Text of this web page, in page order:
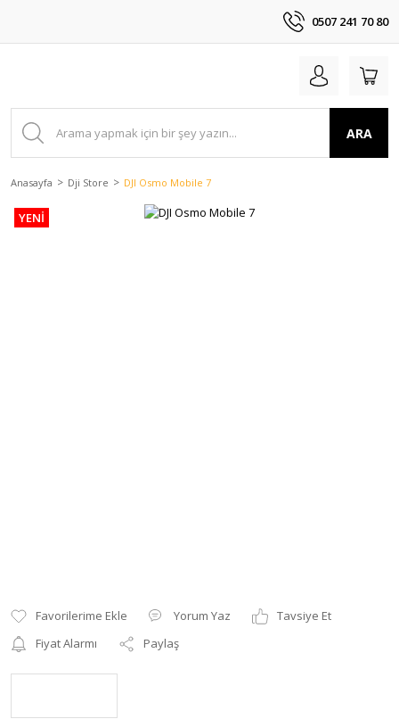
0507 241 70 80
ARA
Anasayfa Dji Store DJI Osmo Mobile 7
YENİ
Yorum Yaz
Tavsiye Et
Fiyat Alarmı
Paylaş